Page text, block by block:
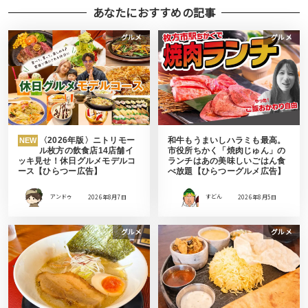
あなたにおすすめの記事
グルメ
NEW
〈2026年版〉ニトリモー
ル枚方の飲食店14店舗イ
ッキ見せ！休日グルメモデルコ
ース【ひらつー広告】
アンドゥ 2026年8月7日
グルメ
和牛もうまいしハラミも最高。
市役所ちかく「焼肉じゅん」の
ランチはあの美味しいごはん食
べ放題【ひらつーグルメ広告】
すどん 2026年8月5日
グルメ グルメ